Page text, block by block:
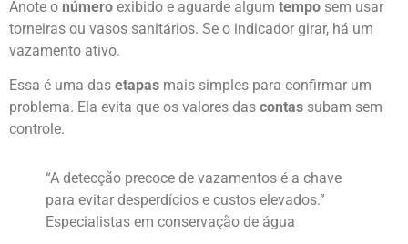
Anote o número exibido e aguarde algum tempo sem usar
torneiras ou vasos sanitários. Se o indicador girar, há um
vazamento ativo.
Essa é uma das etapas mais simples para confirmar um
problema. Ela evita que os valores das contas subam sem
controle.
“A detecção precoce de vazamentos é a chave
para evitar desperdícios e custos elevados.”
Especialistas em conservação de água